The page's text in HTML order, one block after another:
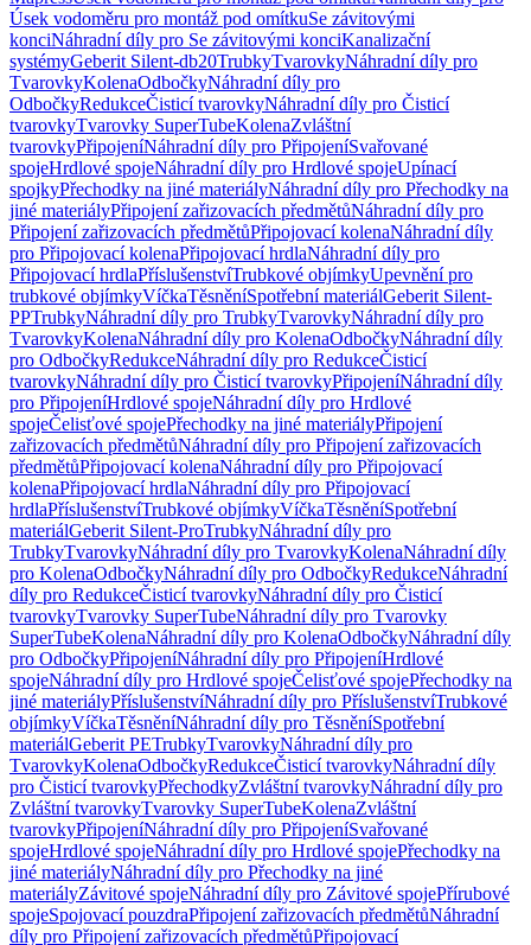
Úsek vodoměru pro montáž pod omítkuSe závitovými
konciNáhradní díly pro Se závitovými konciKanalizační
systémyGeberit Silent-db20TrubkyTvarovkyNáhradní díly pro
TvarovkyKolenaOdbočkyNáhradní díly pro
OdbočkyRedukceČisticí tvarovkyNáhradní díly pro Čisticí
tvarovkyTvarovky SuperTubeKolenaZvláštní
tvarovkyPřipojeníNáhradní díly pro PřipojeníSvařované
spojeHrdlové spojeNáhradní díly pro Hrdlové spojeUpínací
spojkyPřechodky na jiné materiályNáhradní díly pro Přechodky na
jiné materiályPřipojení zařizovacích předmětůNáhradní díly pro
Připojení zařizovacích předmětůPřipojovací kolenaNáhradní díly
pro Připojovací kolenaPřipojovací hrdlaNáhradní díly pro
Připojovací hrdlaPříslušenstvíTrubkové objímkyUpevnění pro
trubkové objímkyVíčkaTěsněníSpotřební materiálGeberit Silent-
PPTrubkyNáhradní díly pro TrubkyTvarovkyNáhradní díly pro
TvarovkyKolenaNáhradní díly pro KolenaOdbočkyNáhradní díly
pro OdbočkyRedukceNáhradní díly pro RedukceČisticí
tvarovkyNáhradní díly pro Čisticí tvarovkyPřipojeníNáhradní díly
pro PřipojeníHrdlové spojeNáhradní díly pro Hrdlové
spojeČelisťové spojePřechodky na jiné materiályPřipojení
zařizovacích předmětůNáhradní díly pro Připojení zařizovacích
předmětůPřipojovací kolenaNáhradní díly pro Připojovací
kolenaPřipojovací hrdlaNáhradní díly pro Připojovací
hrdlaPříslušenstvíTrubkové objímkyVíčkaTěsněníSpotřební
materiálGeberit Silent-ProTrubkyNáhradní díly pro
TrubkyTvarovkyNáhradní díly pro TvarovkyKolenaNáhradní díly
pro KolenaOdbočkyNáhradní díly pro OdbočkyRedukceNáhradní
díly pro RedukceČisticí tvarovkyNáhradní díly pro Čisticí
tvarovkyTvarovky SuperTubeNáhradní díly pro Tvarovky
SuperTubeKolenaNáhradní díly pro KolenaOdbočkyNáhradní díly
pro OdbočkyPřipojeníNáhradní díly pro PřipojeníHrdlové
spojeNáhradní díly pro Hrdlové spojeČelisťové spojePřechodky na
jiné materiályPříslušenstvíNáhradní díly pro PříslušenstvíTrubkové
objímkyVíčkaTěsněníNáhradní díly pro TěsněníSpotřební
materiálGeberit PETrubkyTvarovkyNáhradní díly pro
TvarovkyKolenaOdbočkyRedukceČisticí tvarovkyNáhradní díly
pro Čisticí tvarovkyPřechodkyZvláštní tvarovkyNáhradní díly pro
Zvláštní tvarovkyTvarovky SuperTubeKolenaZvláštní
tvarovkyPřipojeníNáhradní díly pro PřipojeníSvařované
spojeHrdlové spojeNáhradní díly pro Hrdlové spojePřechodky na
jiné materiályNáhradní díly pro Přechodky na jiné
materiályZávitové spojeNáhradní díly pro Závitové spojePřírubové
spojeSpojovací pouzdraPřipojení zařizovacích předmětůNáhradní
díly pro Připojení zařizovacích předmětůPřipojovací